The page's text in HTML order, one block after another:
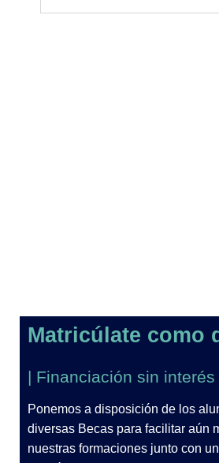
Matricúlate como
| Financiación sin interés
Ponemos a disposición de los
diversas Becas para facilitar aún
nuestras formaciones junto con